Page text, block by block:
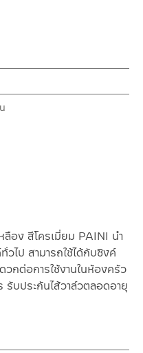
อง สีโครเมี่ยม PAINI นำ
วไป สามารถใช้ได้กับซิงค์
กต่อการใช้งานในห้องครัว
บประกันไส้วาล์วตลอดอายุ